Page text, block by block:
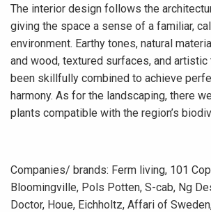
The interior design follows the
giving the space a sense of a familiar,
environment. Earthy tones, natural
and wood, textured surfaces, and artistic
been skillfully combined to achieve
harmony. As for the landscaping, there
plants compatible with the region’s
Companies/ brands: Ferm living, 101
Bloomingville, Pols Potten, S-cab, Ng
Doctor, Houe, Eichholtz, Affari of